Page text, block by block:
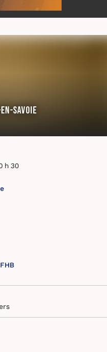
Savoie
h 30